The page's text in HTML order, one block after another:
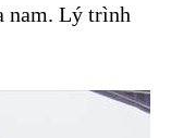
nam. Lý trình